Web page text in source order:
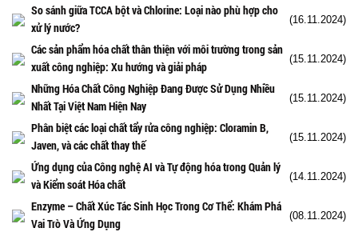
So sánh giữa TCCA bột và Chlorine: Loại nào phù hợp cho
xử lý nước?
(16.11.2024)
Các sản phẩm hóa chất thân thiện với môi trường trong sản
xuất công nghiệp: Xu hướng và giải pháp
(15.11.2024)
Những Hóa Chất Công Nghiệp Đang Được Sử Dụng Nhiều
Nhất Tại Việt Nam Hiện Nay
(15.11.2024)
Phân biệt các loại chất tẩy rửa công nghiệp: Cloramin B,
Javen, và các chất thay thế
(15.11.2024)
Ứng dụng của Công nghệ AI và Tự động hóa trong Quản lý
và Kiểm soát Hóa chất
(14.11.2024)
Enzyme – Chất Xúc Tác Sinh Học Trong Cơ Thể: Khám Phá
Vai Trò Và Ứng Dụng
(08.11.2024)